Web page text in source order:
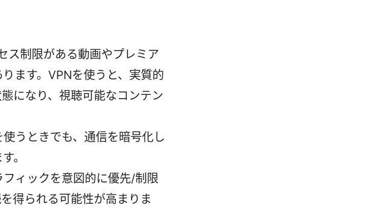
ス制限がある動画やプレミア
ます。VPNを使うと、実質的
になり、視聴可能なコンテン
うときでも、通信を暗号化し
。
ィックを意図的に優先/制限
得られる可能性が高まりま